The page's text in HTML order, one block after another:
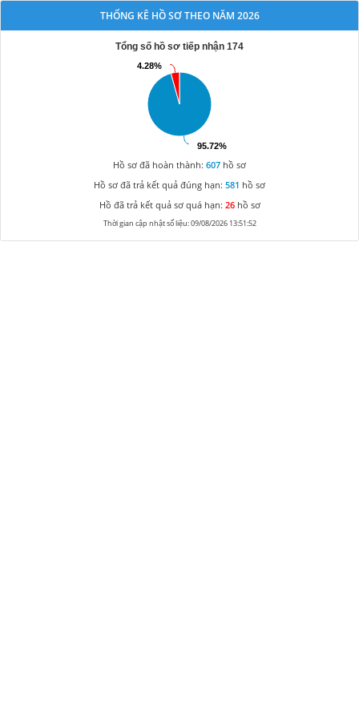
THỐNG KÊ HỒ SƠ THEO NĂM 2026
Tổng số hồ sơ tiếp nhận 174
95.72%
95.72%
4.28%
4.28%
Hồ sơ đã hoàn thành: 607 hồ sơ
Hồ sơ đã trả kết quả đúng hạn: 581 hồ sơ
Hồ đã trả kết quả sơ quá hạn: 26hồ sơ
Thời gian cập nhật số liệu: 09/08/2026 13:51:52